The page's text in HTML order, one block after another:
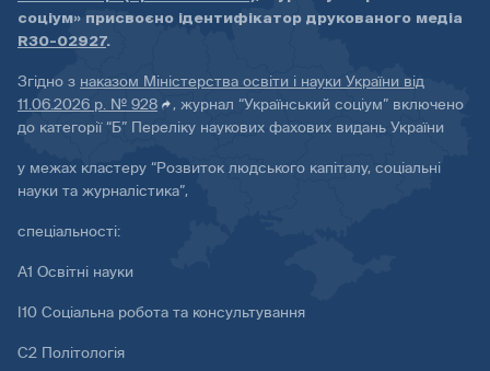
соціум» присвоєно ідентифікатор друкованого медіа
R30-02927.
Згідно з наказом Міністерства освіти і науки України від
11.06.2026 р. № 928
, журнал “Український соціум” включено
до категорії “Б” Переліку наукових фахових видань України
у межах кластеру “Розвиток людського капіталу, соціальні
науки та журналістика”,
спеціальності:
А1 Освітні науки
І10 Соціальна робота та консультування
С2 Політологія